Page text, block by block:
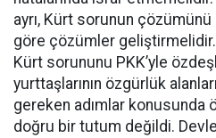
ayrı, Kürt sorunun çözümünü
göre çözümler
Kürt sorununu PKK’yle
yurttaşlarının özgürlük
gereken adımlar konusunda
doğru bir tutum değildi.